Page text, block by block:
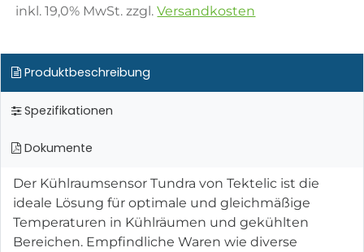
inkl.19,0% MwSt. zzgl.Versandkosten
Produktbeschreibung
Spezifikationen
Dokumente
Der Kühlraumsensor Tundra von Tektelic ist die
ideale Lösung für optimale und gleichmäßige
Temperaturen in Kühlräumen und gekühlten
Bereichen. Empfindliche Waren wie diverse